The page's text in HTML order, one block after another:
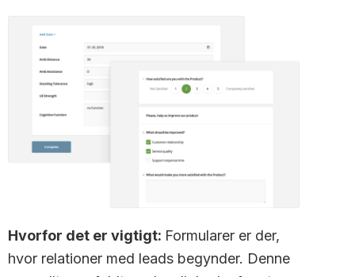
Hvorfor det er vigtigt: Formularer er der,
hvor relationer med leads begynder. Denne